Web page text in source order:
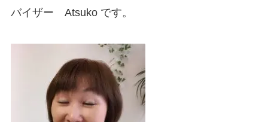
バイザー Atsuko です。